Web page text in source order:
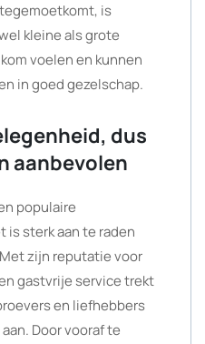
is
kleine als grote
voelen en kunnen
in goed gezelschap.
dus
aanbevolen
populaire
sterk aan te raden
zijn reputatie voor
gastvrije service trekt
en liefhebbers
Door vooraf te